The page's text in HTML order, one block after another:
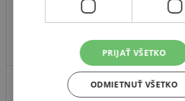
PRIJAŤ VŠETKO
ODMIETNUŤ VŠETKO